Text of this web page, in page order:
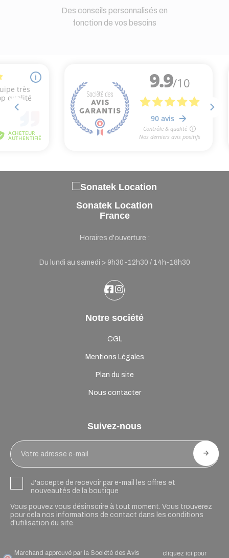
Des conseils personnalisés en
fonction de vos besoins
Sonatek Location
France
Horaires d'ouverture :
Du lundi au samedi > 9h30-12h30 / 14h-18h30
Notre société
CGL
Mentions Légales
Plan du site
Nous contacter
Suivez-nous
J'accepte de recevoir par e-mail les offres et
nouveautés de la boutique
Vous pouvez vous désinscrire à tout moment. Vous trouverez
pour cela nos informations de contact dans les conditions
d'utilisation du site.
Marchand approuvé par la Société des Avis cliquez ici pour